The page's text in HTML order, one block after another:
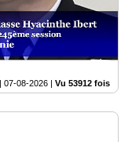
07-08-2026 Vu 53912 fois